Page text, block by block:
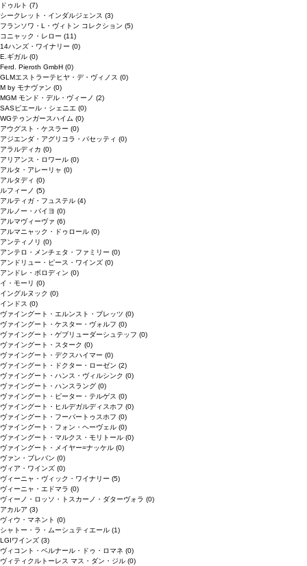
ドゥルト (7)
シークレット・インダルジェンス (3)
フランソワ・L・ヴィトン コレクション (5)
コニャック・レロー (11)
14ハンズ・ワイナリー (0)
E.ギガル (0)
Ferd. Pieroth GmbH (0)
GLMエストラーテヒヤ・デ・ヴィノス (0)
M by モナヴァン (0)
MGM モンド・デル・ヴィーノ (2)
SASピエール・シェニエ (0)
WGテゥンガースハイム (0)
アウグスト・ケスラー (0)
アジエンダ・アグリコラ・パセッティ (0)
アラルディカ (0)
アリアンス・ロワール (0)
アルタ・アレーリャ (0)
アルタディ (0)
ルフィーノ (5)
アルティガ・フュステル (4)
アルノー・バイヨ (0)
アルマヴィーヴァ (6)
アルマニャック・ドゥロール (0)
アンティノリ (0)
アンテロ・メンチェタ・ファミリー (0)
アンドリュー・ピース・ワインズ (0)
アンドレ・ボロディン (0)
イ・モーリ (0)
イングルヌック (0)
インドス (0)
ヴァイングート・エルンスト・ブレッツ (0)
ヴァイングート・ケスター・ヴォルフ (0)
ヴァイングート・ゲブリューダーシュテッフ (0)
ヴァイングート・スターク (0)
ヴァイングート・デクスハイマー (0)
ヴァイングート・ドクター・ローゼン (2)
ヴァイングート・ハンス・ヴィルシンク (0)
ヴァイングート・ハンスラング (0)
ヴァイングート・ピーター・テルゲス (0)
ヴァイングート・ヒルデガルディスホフ (0)
ヴァイングート・フーバートゥスホフ (0)
ヴァイングート・フォン・ヘーヴェル (0)
ヴァイングート・マルクス・モリトール (0)
ヴァイングート・メイヤー=ナッケル (0)
ヴァン・ブレバン (0)
ヴィア・ワインズ (0)
ヴィーニャ・ヴィック・ワイナリー (5)
ヴィーニャ・エドマラ (0)
ヴィーノ・ロッソ・トスカーノ・ダターヴォラ (0)
アカルア (3)
ヴィウ・マネント (0)
シャトー・ラ・ムーシュティエール (1)
LGIワインズ (3)
ヴィコント・ベルナール・ドゥ・ロマネ (0)
ヴィティクルトーレス マス・ダン・ジル (0)